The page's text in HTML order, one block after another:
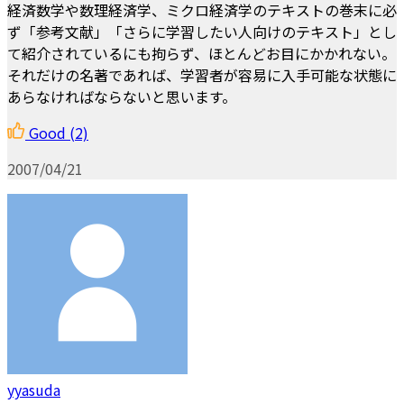
経済数学や数理経済学、ミクロ経済学のテキストの巻末に必
ず「参考文献」「さらに学習したい人向けのテキスト」とし
て紹介されているにも拘らず、ほとんどお目にかかれない。
それだけの名著であれば、学習者が容易に入手可能な状態に
あらなければならないと思います。
Good (2)
2007/04/21
yyasuda